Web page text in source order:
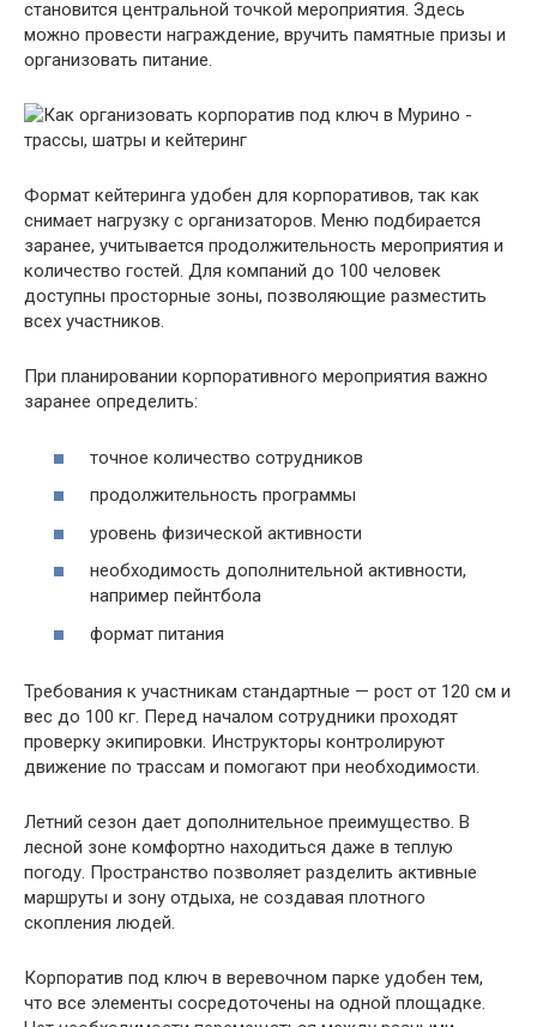
становится центральной точкой мероприятия. Здесь
можно провести награждение, вручить памятные призы и
организовать питание.
Формат кейтеринга удобен для корпоративов, так как
снимает нагрузку с организаторов. Меню подбирается
заранее, учитывается продолжительность мероприятия и
количество гостей. Для компаний до 100 человек
доступны просторные зоны, позволяющие разместить
всех участников.
При планировании корпоративного мероприятия важно
заранее определить:
точное количество сотрудников
продолжительность программы
уровень физической активности
необходимость дополнительной активности,
например пейнтбола
формат питания
Требования к участникам стандартные — рост от 120 см и
вес до 100 кг. Перед началом сотрудники проходят
проверку экипировки. Инструкторы контролируют
движение по трассам и помогают при необходимости.
Летний сезон дает дополнительное преимущество. В
лесной зоне комфортно находиться даже в теплую
погоду. Пространство позволяет разделить активные
маршруты и зону отдыха, не создавая плотного
скопления людей.
Корпоратив под ключ в веревочном парке удобен тем,
что все элементы сосредоточены на одной площадке.